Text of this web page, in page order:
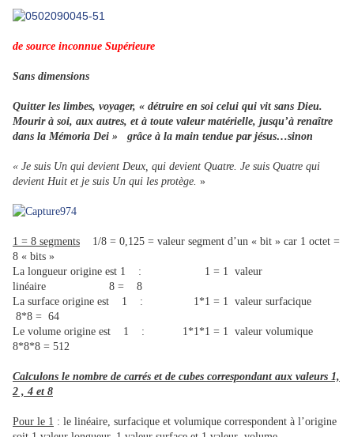
de source inconnue Supérieure
Sans dimensions
Quitter les limbes, voyager, « détruire en soi celui qui vit sans Dieu.
Mourir à soi, aux autres, et à toute valeur matérielle, jusqu’à renaître
dans la Mémoria Dei » grâce à la main tendue par jésus…sinon
« Je suis Un qui devient Deux, qui devient Quatre. Je suis Quatre qui
devient Huit et je suis Un qui les protège. »
1 = 8 segments 1/8 = 0,125 = valeur segment d’un « bit » car 1 octet =
8 « bits »
La longueur origine est 1 : 1 = 1 valeur
linéaire 8 = 8
La surface origine est 1 : 1*1 = 1 valeur surfacique
8*8 = 64
Le volume origine est 1 : 1*1*1 = 1 valeur volumique
8*8*8 = 512
Calculons le nombre de carrés et de cubes correspondant aux valeurs 1,
2 , 4 et 8
Pour le 1 : le linéaire, surfacique et volumique correspondent à l’origine